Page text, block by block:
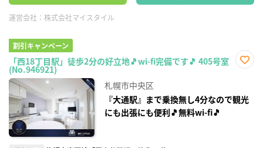
運営会社： 株式会社マイスタイル
割引キャンペーン
「西18丁目駅」徒歩2分の好立地🎵wi-fi完備です🎵 405号室
(No.946921)
録
札幌市中央区
『大通駅』まで乗換無し4分なので観光
にも出張にも便利🎵無料wi-fi🎵